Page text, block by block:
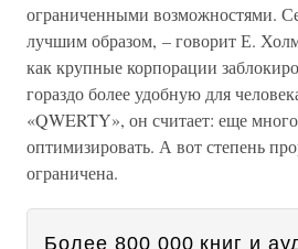
ограниченными возможностями.
лучшим образом, – говорит Е.
как крупные корпорации
гораздо более удобную для
«QWERTY», он считает: еще
оптимизировать. А вот степень
ограничена.
Более 800 000 книг и